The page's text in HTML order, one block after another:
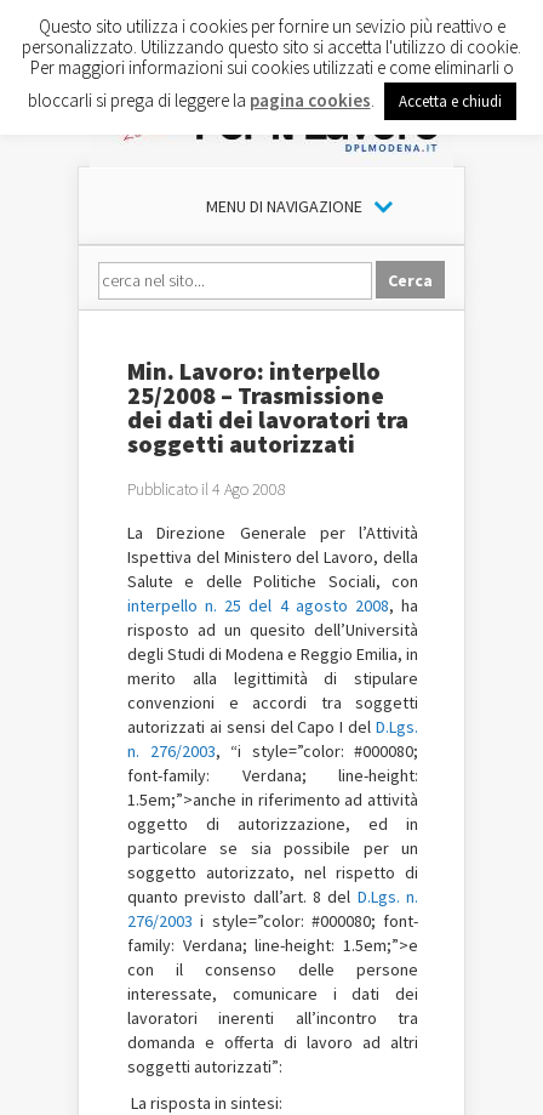
MENU DI NAVIGAZIONE
Min. Lavoro: interpello
25/2008 – Trasmissione
dei dati dei lavoratori tra
soggetti autorizzati
Pubblicato il 4 Ago 2008
La Direzione Generale per l’Attività
Ispettiva del Ministero del Lavoro, della
Salute e delle Politiche Sociali, con
interpello n. 25 del 4 agosto 2008, ha
risposto ad un quesito dell’Università
degli Studi di Modena e Reggio Emilia, in
merito alla legittimità di stipulare
convenzioni e accordi tra soggetti
autorizzati ai sensi del Capo I del D.Lgs.
n. 276/2003, “i style=”color: #000080;
font-family: Verdana; line-height:
1.5em;”>anche in riferimento ad attività
oggetto di autorizzazione, ed in
particolare se sia possibile per un
soggetto autorizzato, nel rispetto di
quanto previsto dall’art. 8 del D.Lgs. n.
276/2003 i style=”color: #000080; font-
family: Verdana; line-height: 1.5em;”>e
con il consenso delle persone
interessate, comunicare i dati dei
lavoratori inerenti all’incontro tra
domanda e offerta di lavoro ad altri
soggetti autorizzati”:
La risposta in sintesi:
Questo sito utilizza i cookies per fornire un sevizio più reattivo e
personalizzato. Utilizzando questo sito si accetta l'utilizzo di cookie.
Per maggiori informazioni sui cookies utilizzati e come eliminarli o
bloccarli si prega di leggere la pagina cookies Accetta e chiudi